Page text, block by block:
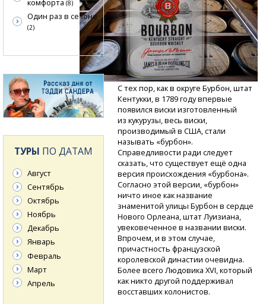
С тех пор, как в округе Бурбон, штат
Кентукки, в 1789 году впервые
появился виски изготовленный
из кукурузы, весь виски,
производимый в США, стали
называть «бурбон».
Справедливости ради следует
сказать, что существует ещё одна
версия происхождения «бурбона».
Согласно этой версии, «бурбон»
ничто иное как название
знаменитой улицы Бурбон в сердце
Нового Орлеана, штат Луизиана,
увековеченное в названии виски.
Впрочем, и в этом случае,
причастность французской
королевской династии очевидна.
Более всего Людовика XVI, который
как никто другой поддерживал
восставших колонистов.
комфорта (8)
Один раз в сезоне
(2)
ТУРЫ ПО ДАТАМ
Август
Сентябрь
Октябрь
Ноябрь
Декабрь
Январь
Февраль
Март
Апрель